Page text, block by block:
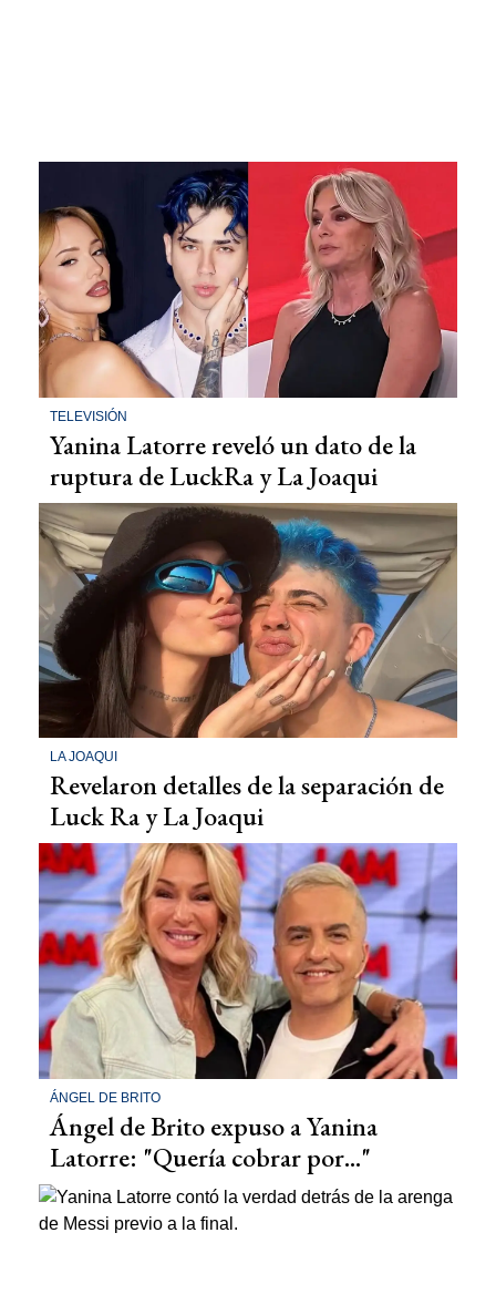
TELEVISIÓN
Yanina Latorre reveló un dato de la
ruptura de LuckRa y La Joaqui
LA JOAQUI
Revelaron detalles de la separación de
Luck Ra y La Joaqui
ÁNGEL DE BRITO
Ángel de Brito expuso a Yanina
Latorre: "Quería cobrar por..."